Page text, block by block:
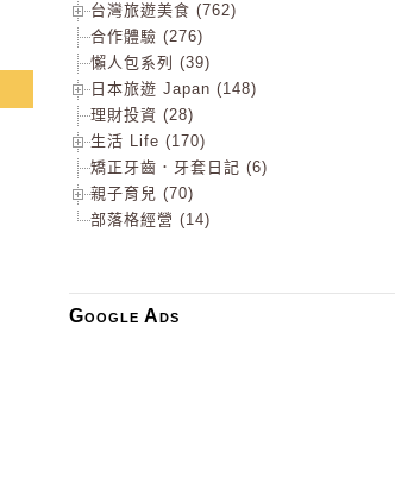
台灣旅遊美食 (762)
合作體驗 (276)
懶人包系列 (39)
日本旅遊 Japan (148)
理財投資 (28)
生活 Life (170)
矯正牙齒．牙套日記 (6)
親子育兒 (70)
部落格經營 (14)
Google Ads